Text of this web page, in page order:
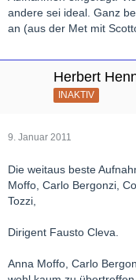
andere sei ideal. Ganz
an (aus der Met mit
Herbert
INAKTIV
9. Januar 2011
Die weitaus beste
Moffo, Carlo Bergonzi,
Tozzi,
Dirigent Fausto Cleva.
Anna Moffo, Carlo